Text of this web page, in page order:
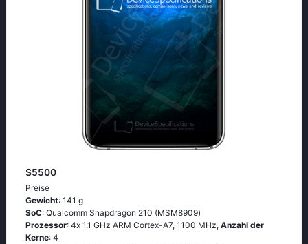
S5500
Preise
Gewicht: 141 g
SoC: Quаlсоmm Snарdrаgоn 210 (МSМ8909)
Prozessor: 4х 1.1 GНz АRМ Соrtех-А7, 1100 MHz, Anzahl der
Kerne: 4